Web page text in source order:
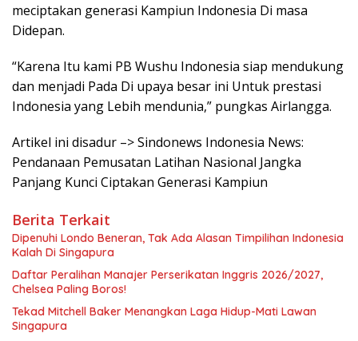
meciptakan generasi Kampiun Indonesia Di masa
Didepan.
“Karena Itu kami PB Wushu Indonesia siap mendukung
dan menjadi Pada Di upaya besar ini Untuk prestasi
Indonesia yang Lebih mendunia,” pungkas Airlangga.
Artikel ini disadur –> Sindonews Indonesia News:
Pendanaan Pemusatan Latihan Nasional Jangka
Panjang Kunci Ciptakan Generasi Kampiun
Berita Terkait
Dipenuhi Londo Beneran, Tak Ada Alasan Timpilihan Indonesia
Kalah Di Singapura
Daftar Peralihan Manajer Perserikatan Inggris 2026/2027,
Chelsea Paling Boros!
Tekad Mitchell Baker Menangkan Laga Hidup-Mati Lawan
Singapura